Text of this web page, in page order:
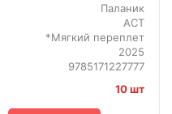
Паланик
АСТ
*Мягкий переплет
2025
9785171227777
10 шт